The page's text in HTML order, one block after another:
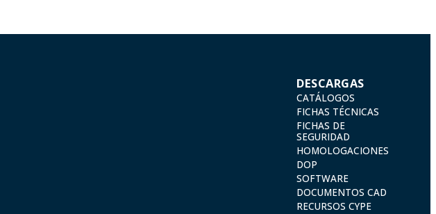
DESCARGAS
CATÁLOGOS
FICHAS TÉCNICAS
FICHAS DE
SEGURIDAD
HOMOLOGACIONES
DOP
SOFTWARE
DOCUMENTOS CAD
RECURSOS CYPE